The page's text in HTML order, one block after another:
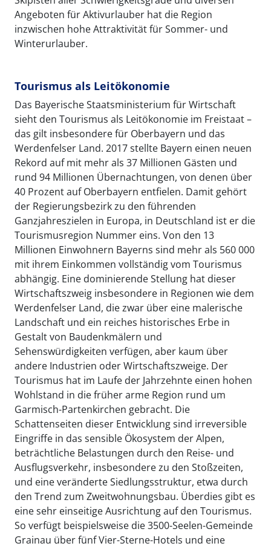
Angeboten für Aktivurlauber hat die Region
inzwischen hohe Attraktivität für Sommer- und
Winterurlauber.
Tourismus als Leitökonomie
Das Bayerische Staatsministerium für Wirtschaft
sieht den Tourismus als Leitökonomie im Freistaat –
das gilt insbesondere für Oberbayern und das
Werdenfelser Land. 2017 stellte Bayern einen neuen
Rekord auf mit mehr als 37 Millionen Gästen und
rund 94 Millionen Übernachtungen, von denen über
40 Prozent auf Oberbayern entfielen. Damit gehört
der Regierungsbezirk zu den führenden
Ganzjahreszielen in Europa, in Deutschland ist er die
Tourismusregion Nummer eins. Von den 13
Millionen Einwohnern Bayerns sind mehr als 560 000
mit ihrem Einkommen vollständig vom Tourismus
abhängig. Eine dominierende Stellung hat dieser
Wirtschaftszweig insbesondere in Regionen wie dem
Werdenfelser Land, die zwar über eine malerische
Landschaft und ein reiches historisches Erbe in
Gestalt von Baudenkmälern und
Sehenswürdigkeiten verfügen, aber kaum über
andere Industrien oder Wirtschaftszweige. Der
Tourismus hat im Laufe der Jahrzehnte einen hohen
Wohlstand in die früher arme Region rund um
Garmisch-Partenkirchen gebracht. Die
Schattenseiten dieser Entwicklung sind irreversible
Eingriffe in das sensible Ökosystem der Alpen,
beträchtliche Belastungen durch den Reise- und
Ausflugsverkehr, insbesondere zu den Stoßzeiten,
und eine veränderte Siedlungsstruktur, etwa durch
den Trend zum Zweitwohnungsbau. Überdies gibt es
eine sehr einseitige Ausrichtung auf den Tourismus.
So verfügt beispielsweise die 3500-Seelen-Gemeinde
Grainau über fünf Vier-Sterne-Hotels und eine